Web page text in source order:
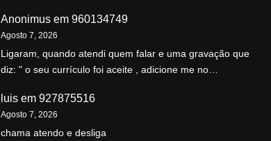
Anonimus em 960134749
Agosto 7, 2026
Ligaram, quando atendi quem falar e uma gravação que
diz: " o seu currículo foi aceite , adicione me no…
luis em 927875516
Agosto 7, 2026
chama atendo e desliga